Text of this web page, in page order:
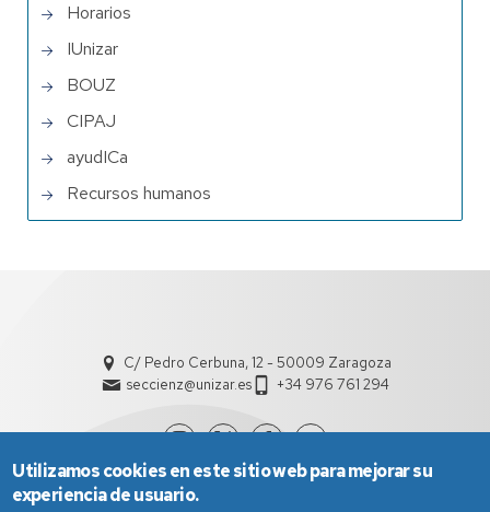
Horarios
IUnizar
BOUZ
CIPAJ
ayudICa
Recursos humanos
C/ Pedro Cerbuna, 12 - 50009 Zaragoza
seccienz@unizar.es
+34 976 761 294
Utilizamos cookies en este sitio web para mejorar su
experiencia de usuario.